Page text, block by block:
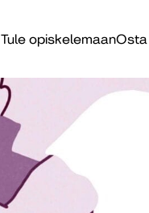
Tule opiskelemaan